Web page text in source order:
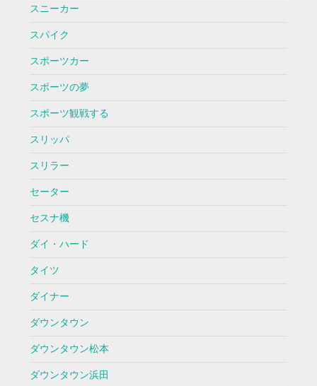
スニーカー
スパイク
スポーツカー
スポーツの夢
スポーツ観戦する
スリッパ
スリラー
セーター
セスナ機
ダイ・ハード
タイツ
ダイナー
ダウンタウン
ダウンタウン松本
ダウンタウン浜田